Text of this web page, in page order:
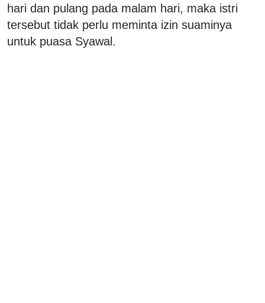
hari dan pulang pada malam hari, maka istri
tersebut tidak perlu meminta izin suaminya
untuk puasa Syawal.